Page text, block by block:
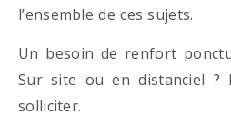
l’ensemble de ces sujets.
Un besoin de renfort
Sur site ou en distanciel ?
solliciter.